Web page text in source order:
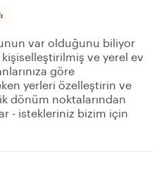
var olduğunu biliyor
ve yerel ev
göre
yerleri özelleştirin ve
dönüm noktalarından
- istekleriniz bizim için